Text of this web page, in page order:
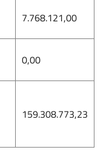
7.768.121,00
0,00
159.308.773,23